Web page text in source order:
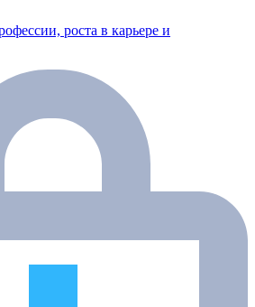
роста в карьере и